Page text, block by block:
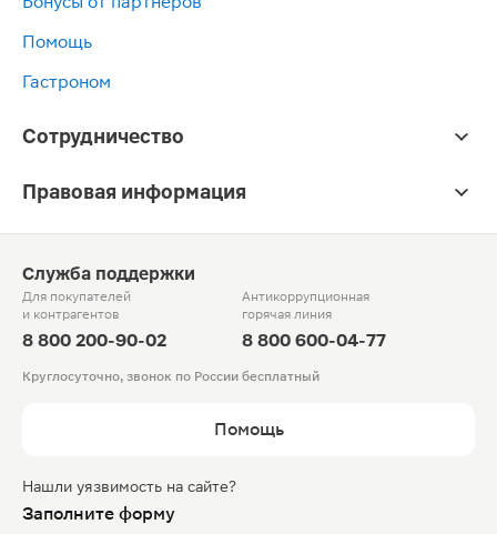
Помощь
Гастроном
Сотрудничество
Правовая информация
Служба поддержки
Для покупателей
и контрагентов
8 800 200-90-02
Антикоррупционная
горячая линия
8 800 600-04-77
Круглосуточно, звонок по России бесплатный
Помощь
Нашли уязвимость на сайте?
Заполните форму